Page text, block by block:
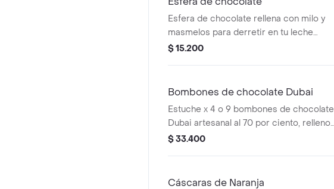
Esfera de chocolate rellena con milo y
masmelos para derretir en tu leche
preferida frente a tus ojos.
$ 15.200
Bombones de chocolate Dubai
Estuche x 4 o 9 bombones de chocolate
Dubai artesanal al 70 por ciento, relleno
de pasta de pistachos, con una base de
$ 33.400
Cáscaras de Naranja